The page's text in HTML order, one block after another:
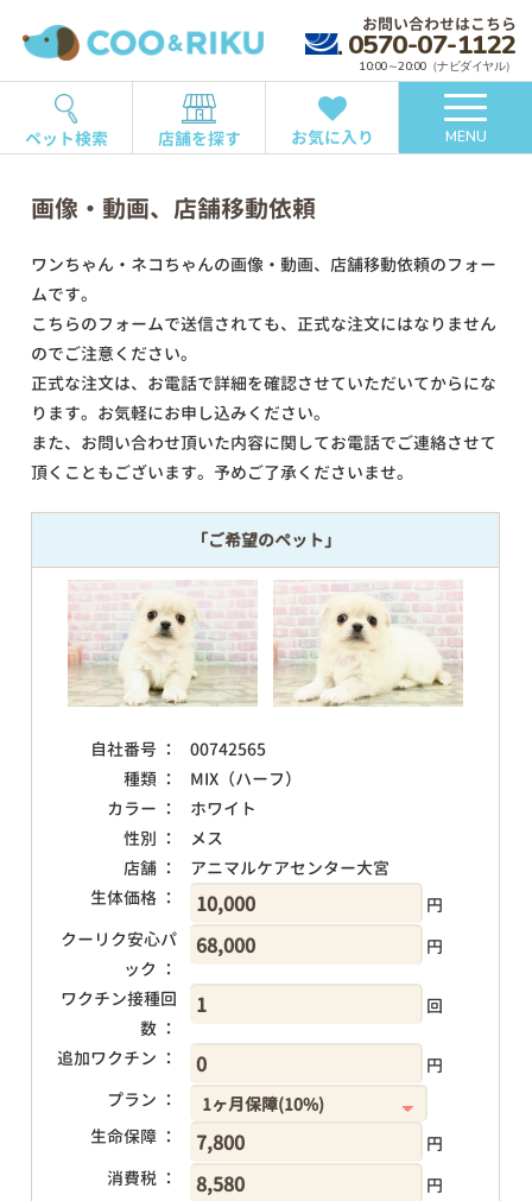
お問い合わせはこちら
0570-07-1122
10:00～20:00（ナビダイヤル）
ペット検索 店舗を探す お気に入り MENU
画像・動画、店舗移動依頼
ワンちゃん・ネコちゃんの画像・動画、店舗移動依頼のフォー
ムです。
こちらのフォームで送信されても、正式な注文にはなりません
のでご注意ください。
正式な注文は、お電話で詳細を確認させていただいてからにな
ります。お気軽にお申し込みください。
また、お問い合わせ頂いた内容に関してお電話でご連絡させて
頂くこともございます。予めご了承くださいませ。
「ご希望のペット」
自社番号 ：
00742565
種類 ：
MIX（ハーフ）
カラー ：
ホワイト
性別 ：
メス
店舗 ：
アニマルケアセンター大宮
生体価格 ：
円
クーリク安心パ
ック ：
円
ワクチン接種回
数 ：
回
追加ワクチン ：
円
プラン ：
生命保障 ：
円
消費税 ：
円